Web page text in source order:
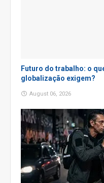
Futuro do trabalho: o
globalização exigem?
August 06, 2026